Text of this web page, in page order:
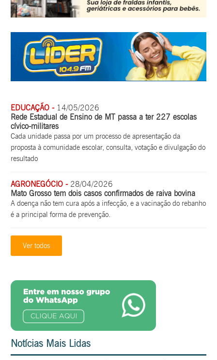
EDUCAÇÃO -14/05/2026
Rede Estadual de Ensino de MT passa a ter 227 escolas
cívico-militares
Cada unidade passa por um processo de apresentação da
proposta à comunidade escolar, consulta, votação e divulgação do
resultado
AGRONEGÓCIO -28/04/2026
Mato Grosso tem dois casos confirmados de raiva bovina
A doença não tem cura após a infecção, e a vacinação do rebanho
é a principal forma de prevenção.
Ver todos
Notícias Mais Lidas